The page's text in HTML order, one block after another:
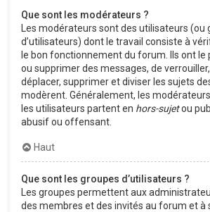
Que sont les modérateurs ?
Les modérateurs sont des utilisateurs (ou
d’utilisateurs) dont le travail consiste à
le bon fonctionnement du forum. Ils ont le
ou supprimer des messages, de
déplacer, supprimer et diviser les sujets
modèrent. Généralement, les
les utilisateurs partent en hors-sujetou
abusif ou offensant.
Haut
Que sont les groupes d’utilisateurs ?
Les groupes permettent aux
des membres et des invités au forum et à